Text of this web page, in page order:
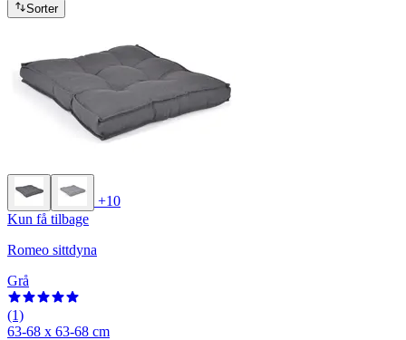
Sorter
+10
Kun få tilbage
Romeo sittdyna
Grå
(1)
63-68 x 63-68 cm